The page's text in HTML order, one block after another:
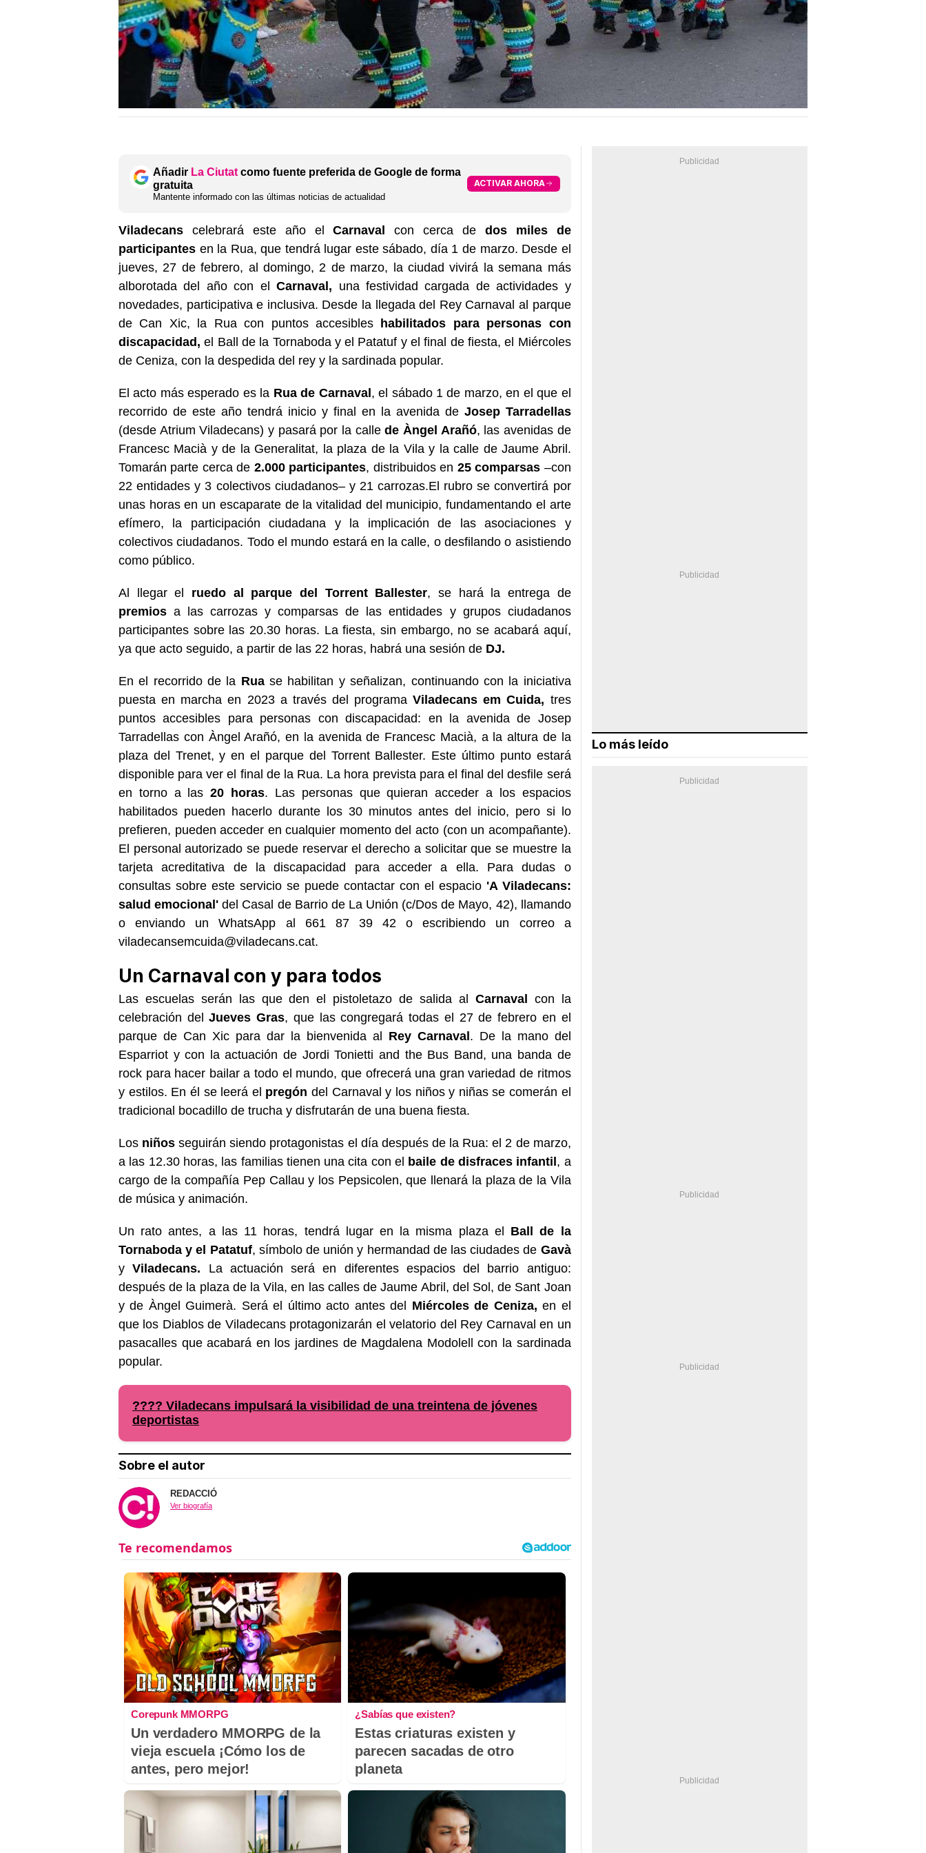
Añadir La Ciutat como fuente preferida de Google de forma
gratuita
Mantente informado con las últimas noticias de actualidad
ACTIVAR AHORA
Viladecans celebrará este año elCarnaval con cerca de dos miles de
participantes en la Rua, que tendrá lugar este sábado, día 1 de marzo. Desde el
jueves, 27 de febrero, al domingo, 2 de marzo, la ciudad vivirá la semana más
alborotada del año con elCarnaval, una festividad cargada de actividades y
novedades, participativa e inclusiva. Desde la llegada del Rey Carnaval al parque
de Can Xic, la Rua con puntos accesibleshabilitados para personas con
discapacidad, el Ball de la Tornaboda y el Patatuf y el final de fiesta, el Miércoles
de Ceniza, con la despedida del rey y la sardinada popular.
El acto más esperado es la Rua de Carnaval, el sábado 1 de marzo, en el que el
recorrido de este año tendrá inicio y final en la avenida de Josep Tarradellas
(desde Atrium Viladecans) y pasará por la callede Àngel Arañó, las avenidas de
Francesc Macià y de la Generalitat, la plaza de la Vila y la calle de Jaume Abril.
Tomarán parte cerca de 2.000 participantes, distribuidos en 25 comparsas –con
22 entidades y 3 colectivos ciudadanos– y 21 carrozas.El rubro se convertirá por
unas horas en un escaparate de la vitalidad del municipio, fundamentando el arte
efímero, la participación ciudadana y la implicación de las asociaciones y
colectivos ciudadanos. Todo el mundo estará en la calle, o desfilando o asistiendo
como público.
Al llegar el ruedo al parque del Torrent Ballester, se hará la entrega de
premios a las carrozas y comparsas de las entidades y grupos ciudadanos
participantes sobre las 20.30 horas. La fiesta, sin embargo, no se acabará aquí,
ya que acto seguido, a partir de las 22 horas, habrá una sesión de DJ.
En el recorrido de la Ruase habilitan y señalizan, continuando con la iniciativa
puesta en marcha en 2023 a través del programaViladecans em Cuida, tres
puntos accesibles para personas con discapacidad: en la avenida de Josep
Tarradellas con Àngel Arañó, en la avenida de Francesc Macià, a la altura de la
plaza del Trenet, y en el parque del Torrent Ballester. Este último punto estará
disponible para ver el final de la Rua. La hora prevista para el final del desfile será
en torno a las 20 horas. Las personas que quieran acceder a los espacios
habilitados pueden hacerlo durante los 30 minutos antes del inicio, pero si lo
prefieren, pueden acceder en cualquier momento del acto (con un acompañante).
El personal autorizado se puede reservar el derecho a solicitar que se muestre la
tarjeta acreditativa de la discapacidad para acceder a ella. Para dudas o
consultas sobre este servicio se puede contactar con el espacio'A Viladecans:
salud emocional' del Casal de Barrio de La Unión (c/Dos de Mayo, 42), llamando
o enviando un WhatsApp al 661 87 39 42 o escribiendo un correo a
viladecansemcuida@viladecans.cat.
Un Carnaval con y para todos
Las escuelas serán las que den el pistoletazo de salida al Carnaval con la
celebración delJueves Gras, que las congregará todas el 27 de febrero en el
parque de Can Xic para dar la bienvenida al Rey Carnaval. De la mano del
Esparriot y con la actuación de Jordi Tonietti and the Bus Band, una banda de
rock para hacer bailar a todo el mundo, que ofrecerá una gran variedad de ritmos
y estilos. En él se leerá el pregón del Carnaval y los niños y niñas se comerán el
tradicional bocadillo de trucha y disfrutarán de una buena fiesta.
Los niños seguirán siendo protagonistas el día después de la Rua: el 2 de marzo,
a las 12.30 horas, las familias tienen una cita con el baile de disfraces infantil, a
cargo de la compañía Pep Callau y los Pepsicolen, que llenará la plaza de la Vila
de música y animación.
Un rato antes, a las 11 horas, tendrá lugar en la misma plaza el Ball de la
Tornaboda y el Patatuf, símbolo de unión y hermandad de las ciudades de Gavà
yViladecans. La actuación será en diferentes espacios del barrio antiguo:
después de la plaza de la Vila, en las calles de Jaume Abril, del Sol, de Sant Joan
y de Àngel Guimerà. Será el último acto antes del Miércoles de Ceniza, en el
que los Diablos de Viladecans protagonizarán el velatorio del Rey Carnaval en un
pasacalles que acabará en los jardines de Magdalena Modolell con la sardinada
popular.
???? Viladecans impulsará la visibilidad de una treintena de jóvenes
deportistas
Sobre el autor
REDACCIÓ
Ver biografía
Corepunk MMORPG
Un verdadero MMORPG de la
vieja escuela ¡Cómo los de
antes, pero mejor!
¿Sabías que existen?
Estas criaturas existen y
parecen sacadas de otro
planeta
Lo más leído